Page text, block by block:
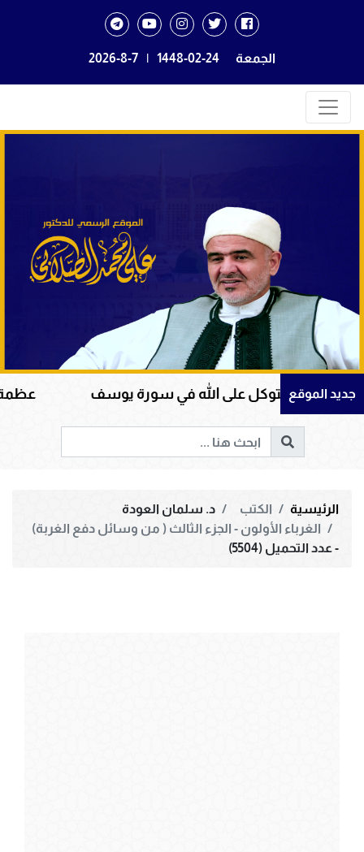
الجمعة 1448-02-24
|
2026-8-7
جديد الموقععلى الله في سورة يوسف عظمة القرآن
الرئيسية الكتب
د. سلمان العودة
الغرباء الأولون - الجزء الثالث ( من وسائل دفع الغربة)
- عدد التحميل (5504)